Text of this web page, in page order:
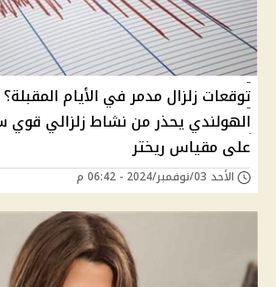
توقعات زلزال مدمر في الأيام المقبلة؟
على مقياس ريختر
الأحد 03/نوفمبر/2024 - 06:42 م